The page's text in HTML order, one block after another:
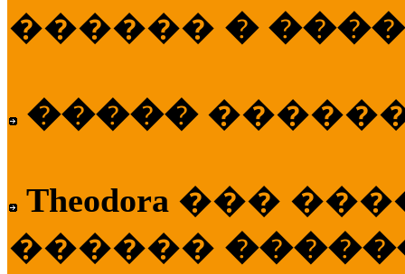
������ �
�����
Theodora ���
������